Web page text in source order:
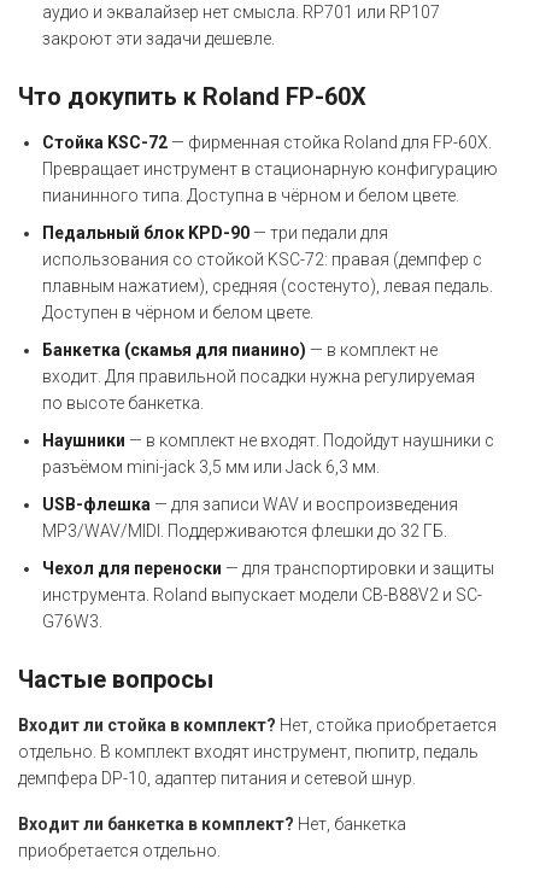
аудио и эквалайзер нет смысла. RP701 или RP107
закроют эти задачи дешевле.
Что докупить к Roland FP-60X
Стойка KSC-72 — фирменная стойка Roland для FP-60X.
Превращает инструмент в стационарную конфигурацию
пианинного типа. Доступна в чёрном и белом цвете.
Педальный блок KPD-90 — три педали для
использования со стойкой KSC-72: правая (демпфер с
плавным нажатием), средняя (состенуто), левая педаль.
Доступен в чёрном и белом цвете.
Банкетка (скамья для пианино) — в комплект не
входит. Для правильной посадки нужна регулируемая
по высоте банкетка.
Наушники — в комплект не входят. Подойдут наушники с
разъёмом mini-jack 3,5 мм или Jack 6,3 мм.
USB-флешка — для записи WAV и воспроизведения
MP3/WAV/MIDI. Поддерживаются флешки до 32 ГБ.
Чехол для переноски — для транспортировки и защиты
инструмента. Roland выпускает модели CB-B88V2 и SC-
G76W3.
Частые вопросы
Входит ли стойка в комплект? Нет, стойка приобретается
отдельно. В комплект входят инструмент, пюпитр, педаль
демпфера DP-10, адаптер питания и сетевой шнур.
Входит ли банкетка в комплект? Нет, банкетка
приобретается отдельно.